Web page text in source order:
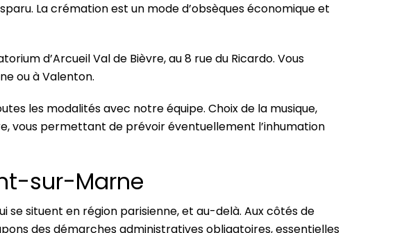
La crémation est un mode d’obsèques économique et
d’Arcueil Val de Bièvre, au 8 rue du Ricardo. Vous
ou à Valenton.
les modalités avec notre équipe. Choix de la musique,
vous permettant de prévoir éventuellement l’inhumation
sur-Marne
se situent en région parisienne, et au-delà. Aux côtés de
des démarches administratives obligatoires, essentielles